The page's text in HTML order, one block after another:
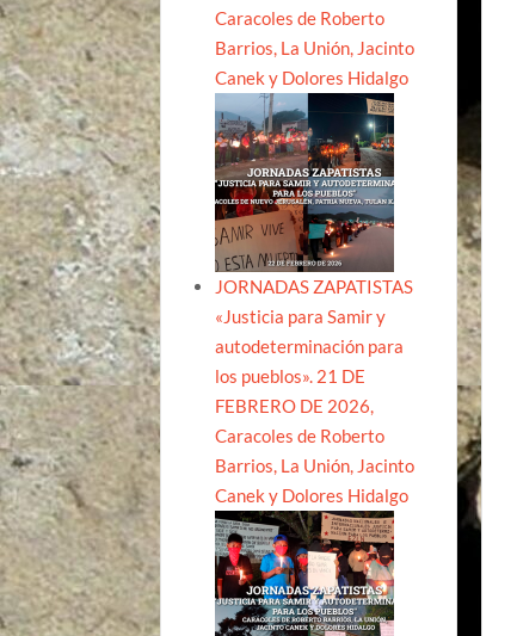
Caracoles de Roberto
Barrios, La Unión, Jacinto
Canek y Dolores Hidalgo
JORNADAS ZAPATISTAS
«Justicia para Samir y
autodeterminación para
los pueblos». 21 DE
FEBRERO DE 2026,
Caracoles de Roberto
Barrios, La Unión, Jacinto
Canek y Dolores Hidalgo